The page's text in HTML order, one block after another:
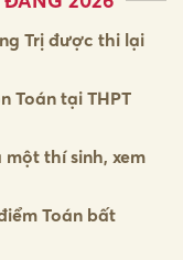
Trị được thi lại
Toán tại THPT
thí sinh, xem
Toán bất